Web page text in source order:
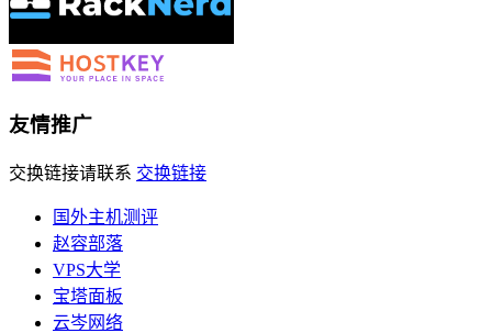
友情推广
交换链接请联系 交换链接
国外主机测评
赵容部落
VPS大学
宝塔面板
云岑网络